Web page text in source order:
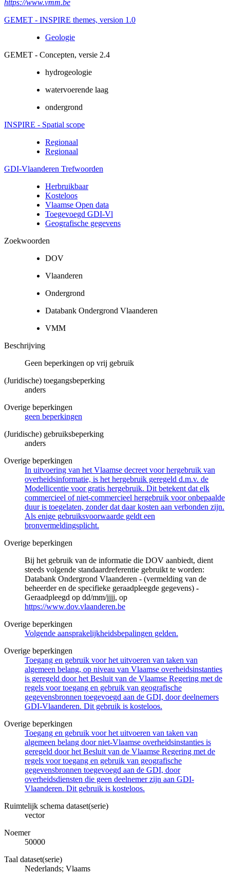
https://www.vmm.be
GEMET - INSPIRE themes, version 1.0
Geologie
GEMET - Concepten, versie 2.4
hydrogeologie
watervoerende laag
ondergrond
INSPIRE - Spatial scope
Regionaal
Regionaal
GDI-Vlaanderen Trefwoorden
Herbruikbaar
Kosteloos
Vlaamse Open data
Toegevoegd GDI-Vl
Geografische gegevens
Zoekwoorden
DOV
Vlaanderen
Ondergrond
Databank Ondergrond Vlaanderen
VMM
Beschrijving
Geen beperkingen op vrij gebruik
(Juridische) toegangsbeperking
anders
Overige beperkingen
geen beperkingen
(Juridische) gebruiksbeperking
anders
Overige beperkingen
In uitvoering van het Vlaamse decreet voor hergebruik van
overheidsinformatie, is het hergebruik geregeld d.m.v. de
Modellicentie voor gratis hergebruik. Dit betekent dat elk
commercieel of niet-commercieel hergebruik voor onbepaalde
duur is toegelaten, zonder dat daar kosten aan verbonden zijn.
Als enige gebruiksvoorwaarde geldt een
bronvermeldingsplicht.
Overige beperkingen
Bij het gebruik van de informatie die DOV aanbiedt, dient
steeds volgende standaardreferentie gebruikt te worden:
Databank Ondergrond Vlaanderen - (vermelding van de
beheerder en de specifieke geraadpleegde gegevens) -
Geraadpleegd op dd/mm/jjjj, op
https://www.dov.vlaanderen.be
Overige beperkingen
Volgende aansprakelijkheidsbepalingen gelden.
Overige beperkingen
Toegang en gebruik voor het uitvoeren van taken van
algemeen belang, op niveau van Vlaamse overheidsinstanties
is geregeld door het Besluit van de Vlaamse Regering met de
regels voor toegang en gebruik van geografische
gegevensbronnen toegevoegd aan de GDI, door deelnemers
GDI-Vlaanderen. Dit gebruik is kosteloos.
Overige beperkingen
Toegang en gebruik voor het uitvoeren van taken van
algemeen belang door niet-Vlaamse overheidsinstanties is
geregeld door het Besluit van de Vlaamse Regering met de
regels voor toegang en gebruik van geografische
gegevensbronnen toegevoegd aan de GDI, door
overheidsdiensten die geen deelnemer zijn aan GDI-
Vlaanderen. Dit gebruik is kosteloos.
Ruimtelijk schema dataset(serie)
vector
Noemer
50000
Taal dataset(serie)
Nederlands; Vlaams